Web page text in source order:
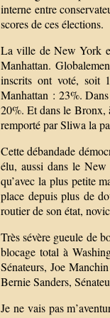
interne entre
scores de ces élections.
La ville de New York
Manhattan.
inscrits ont voté, soit
Manhattan : 23%.
20%. Et dans le Bronx,
remporté par Sliwa la
Cette débandade
élu, aussi dans le New
qu’avec la plus petite
place depuis plus de
routier de son état,
Très sévère gueule de
blocage total à
Sénateurs, Joe
Bernie Sanders,
Je ne vais pas